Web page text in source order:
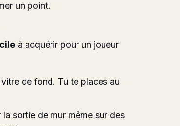
un point.
à acquérir pour un joueur
de fond. Tu te places au
sortie de mur même sur des